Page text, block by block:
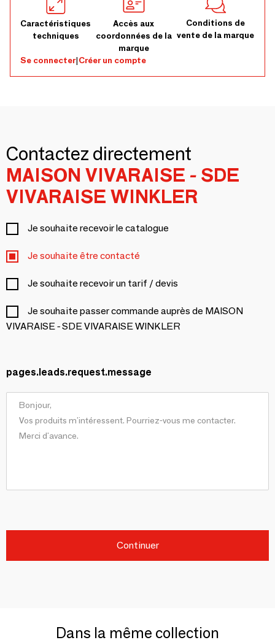
Caractéristiques
techniques
Accès aux
coordonnées de la
marque
Conditions de
vente de la marque
Se connecter|Créer un compte
Contactez directement
MAISON VIVARAISE - SDE
VIVARAISE WINKLER
Je souhaite recevoir le catalogue
Je souhaite être contacté
Je souhaite recevoir un tarif / devis
Je souhaite passer commande auprès de MAISON
VIVARAISE - SDE VIVARAISE WINKLER
pages.leads.request.message
Continuer
Dans la même collection